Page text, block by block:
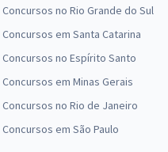
Concursos no Rio Grande do Sul
Concursos em Santa Catarina
Concursos no Espírito Santo
Concursos em Minas Gerais
Concursos no Rio de Janeiro
Concursos em São Paulo